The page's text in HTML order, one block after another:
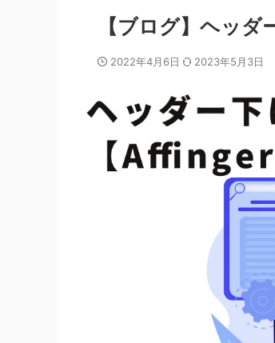
【ブログ】ヘッ
2022年4月6日 2023年5月3日